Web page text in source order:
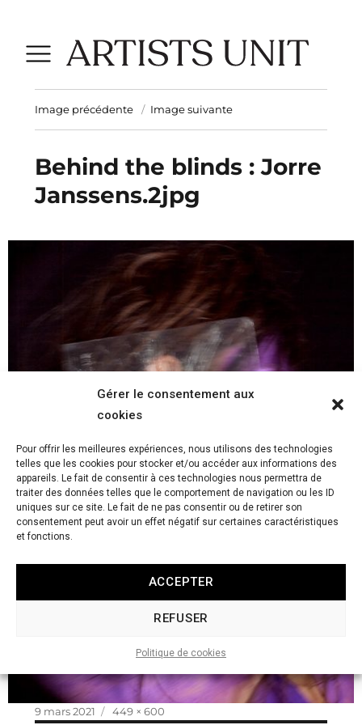
Gérer le consentement aux
cookies
Pour offrir les meilleures expériences, nous utilisons des technologies
telles que les cookies pour stocker et/ou accéder aux informations des
appareils. Le fait de consentir à ces technologies nous permettra de
traiter des données telles que le comportement de navigation ou les ID
uniques sur ce site. Le fait de ne pas consentir ou de retirer son
consentement peut avoir un effet négatif sur certaines caractéristiques
et fonctions.
ACCEPTER
REFUSER
Politique de cookies
Image précédente Image suivante
Behind the blinds : Jorre
Janssens.2jpg
Publié
9 mars 2021
Taille
449 × 600